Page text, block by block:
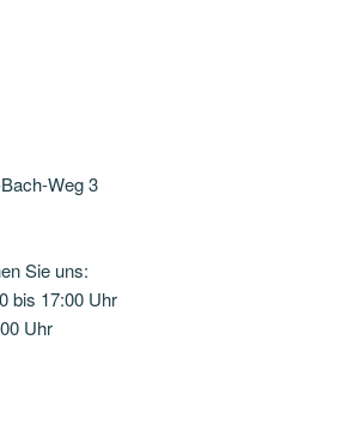
Weg 3
Sie uns:
bis 17:00 Uhr
Uhr